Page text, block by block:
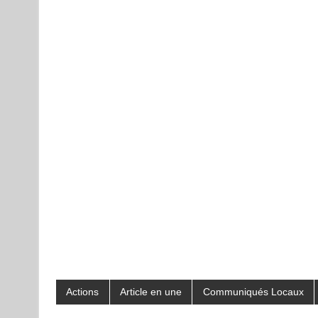
Actions Article en une Communiqués Locaux